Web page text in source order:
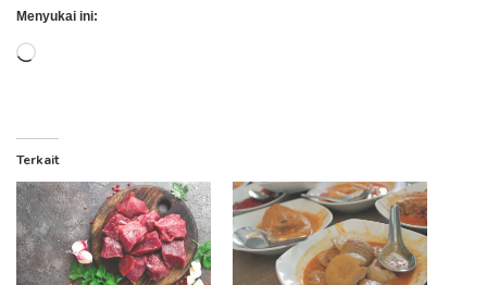
Menyukai ini:
Memuat...
Terkait